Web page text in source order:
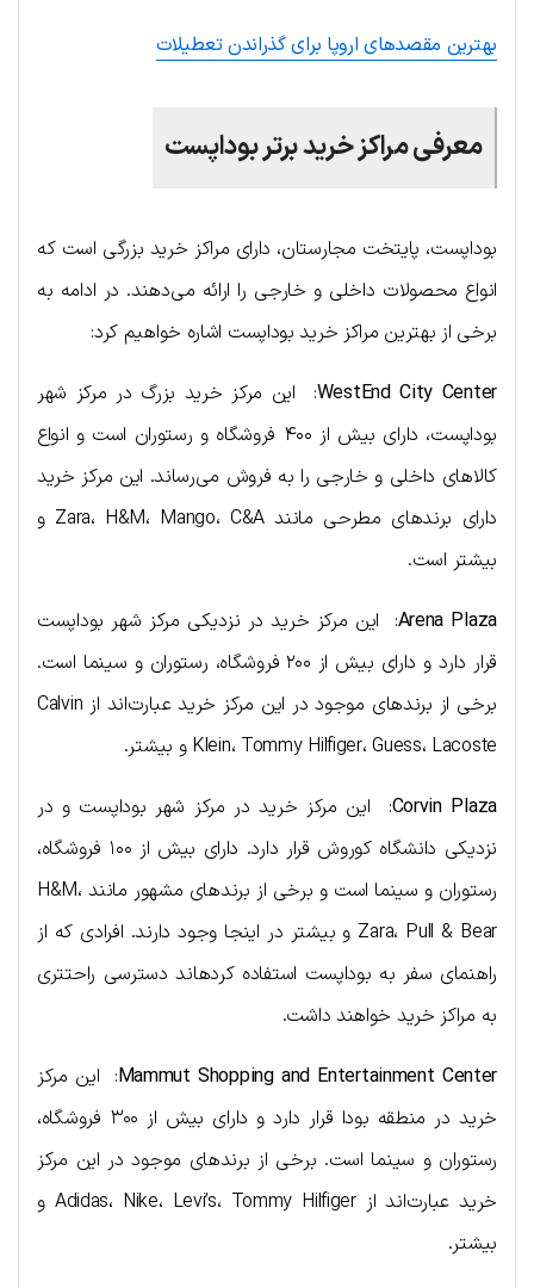
بهترین مقصدهای اروپا برای گذراندن تعطیلات
معرفی مراکز خرید برتر بوداپست
بوداپست، پایتخت مجارستان، دارای مراکز خرید بزرگی است که
انواع محصولات داخلی و خارجی را ارائه می‌دهند. در ادامه به
برخی از بهترین مراکز خرید بوداپست اشاره خواهیم کرد:
WestEnd City Center: این مرکز خرید بزرگ در مرکز شهر
بوداپست، دارای بیش از ۴۰۰ فروشگاه و رستوران است و انواع
کالاهای داخلی و خارجی را به فروش می‌رساند. این مرکز خرید
دارای برندهای مطرحی مانند Zara، H&M، Mango، C&A و
بیشتر است.
Arena Plaza: این مرکز خرید در نزدیکی مرکز شهر بوداپست
قرار دارد و دارای بیش از ۲۰۰ فروشگاه، رستوران و سینما است.
برخی از برندهای موجود در این مرکز خرید عبارت‌اند از Calvin
Klein، Tommy Hilfiger، Guess، Lacoste و بیشتر.
Corvin Plaza: این مرکز خرید در مرکز شهر بوداپست و در
نزدیکی دانشگاه کوروش قرار دارد. دارای بیش از ۱۰۰ فروشگاه،
رستوران و سینما است و برخی از برندهای مشهور مانند H&M،
Zara، Pull & Bear و بیشتر در اینجا وجود دارند. افرادی که از
راهنمای سفر به بوداپست استفاده کردهاند دسترسی راحتتری
به مراکز خرید خواهند داشت.
Mammut Shopping and Entertainment Center: این مرکز
خرید در منطقه بودا قرار دارد و دارای بیش از ۳۰۰ فروشگاه،
رستوران و سینما است. برخی از برندهای موجود در این مرکز
خرید عبارت‌اند از Adidas، Nike، Levi’s، Tommy Hilfiger و
بیشتر.